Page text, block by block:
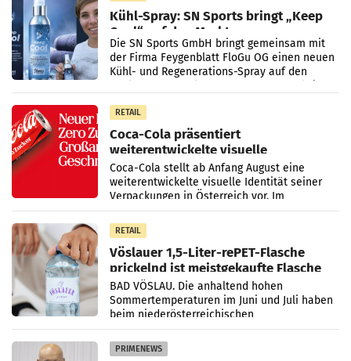
Kühl-Spray: SN Sports bringt „Keep
Cool“ auf den Markt
Die SN Sports GmbH bringt gemeinsam mit
der Firma Feygenblatt FloGu OG einen neuen
Kühl- und Regenerations-Spray auf den
RETAIL
Coca-Cola präsentiert
weiterentwickelte visuelle
Markenidentität
Coca-Cola stellt ab Anfang August eine
weiterentwickelte visuelle Identität seiner
Verpackungen in Österreich vor. Im
Mittelpunkt des Redesigns stehen zentrale
Gestaltungselemente
RETAIL
Vöslauer 1,5-Liter-rePET-Flasche
prickelnd ist meistgekaufte Flasche
Österreichs
BAD VÖSLAU. Die anhaltend hohen
Sommertemperaturen im Juni und Juli haben
beim niederösterreichischen
Getränkehersteller Vöslauer zu deutlichen
Absatzzuwächsen geführt. Während
PRIMENEWS